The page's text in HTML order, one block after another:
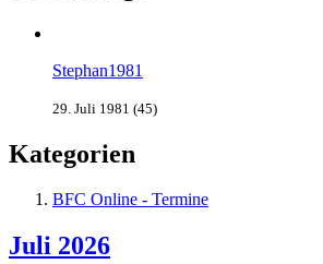
Stephan1981
29. Juli 1981 (45)
Kategorien
BFC Online - Termine
Juli 2026